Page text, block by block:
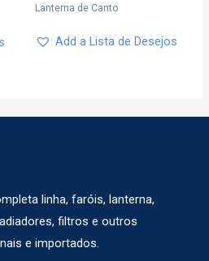
Lanterna de Canto
Add a Lista de Desejos
linha, faróis, lanterna,
filtros e outros
e importados.